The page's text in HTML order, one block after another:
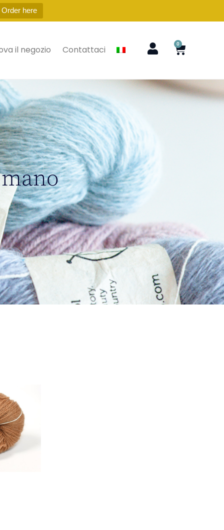
here
il negozio Contattaci
0